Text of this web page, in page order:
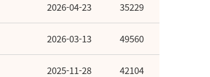
2026-04-23 35229
2026-03-13 49560
2025-11-28 42104